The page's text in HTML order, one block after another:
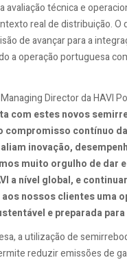
avaliação técnica e
real de distribuição. O
de avançar para a
a operação portuguesa
Director da HAVI
com estes novos
contínuo da
inovação,
muito orgulho de dar
a nível global, e
nossos clientes uma
e preparada
a utilização de
reduzir emissões de